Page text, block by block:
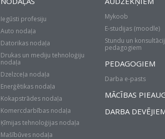
Iegūsti profesiju
Auto nodaļa
Datorikas nodaļa
Drukas un mediju tehnoloģiju
nodaļa
Dzelzceļa nodaļa
Enerģētikas nodaļa
Kokapstrādes nodaļa
Komercdarbības nodaļa
Ķīmijas tehnoloģijas nodaļa
Mašībūves nodaļa
Mykoob
E-studijas (moodle)
Stundu un
pedagogiem
PEDAGOGIEM
Darba e-pasts
MĀCĪBAS
DARBA